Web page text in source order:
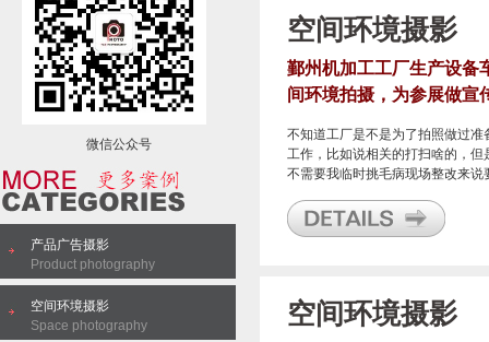
空间环境摄影
鄞州机加工工厂生产设备
间环境拍摄，为参展做宣
不知道工厂是不是为了拍照做过准
工作，比如说相关的打扫啥的，但
不需要我临时挑毛病现场整改来说
得好的角度进行拍照就行，这么好
天气，光线充足的情况下，连三脚
空间环境摄影
微信公众号
产品广告摄影
Product photography
空间环境摄影
Space photography